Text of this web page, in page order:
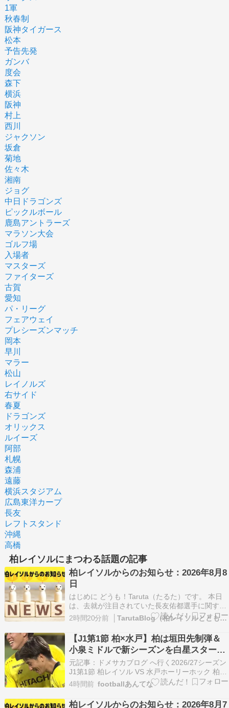
1軍
秋春制
阪神タイガース
松本
予告先発
ガンバ
度会
森下
横浜
阪神
村上
西川
ジャクソン
坂倉
菊地
佐々木
湘南
ジョグ
中日ドラゴンズ
ピックルボール
鹿島アントラーズ
マラソン大会
ゴルフ場
入場者
マスターズ
ファイターズ
古賀
愛知
パ・リーグ
フェアウェイ
プレシーズンマッチ
岡本
早川
マラー
松山
レイノルズ
右サイド
春夏
ドラゴンズ
オリックス
ルイーズ
阿部
札幌
森浦
遠藤
横浜スタジアム
広島東洋カープ
長友
レフトスタンド
沖縄
高橋
柏レイソルにまつわる話題の記事
柏レイソルからのお知らせ：2026年8月8
日
はじめに どうも！Taruta（たるた）です。 本日
は、去就が注目されていた長友佑都選手に関する
最高のニュースを取り上げました。 サッカー、長
友が現役続行を表明 FC東京と単年契約（共同通
信） – Yahoo!ニュース
https://news.yahoo.co.jp/artic…
2時間20分前 │TarutaBlog（柏レイソルとともに）
【J1第1節 柏×水戸】柏は垣田先制弾＆
小泉ミドルで新シーズンを白星スター
ト！後半に水戸の追い上げを許すも逃げ
切る
元記事：ドメサカブログ へ行く2026/27シーズン
J1第1節 柏レイソル VS 水戸ホーリーホック 柏 2
－1 水戸 三協フロンテア柏スタジアム 得点： 垣
田裕暉 小泉佳穂 内野航太郎 警告・退場： 仙波大
志 [Jリーグ公式]J1順位表 ht […] The post 【J…
4時間前 footballあんてな
柏レイソルからのお知らせ：2026年8月7